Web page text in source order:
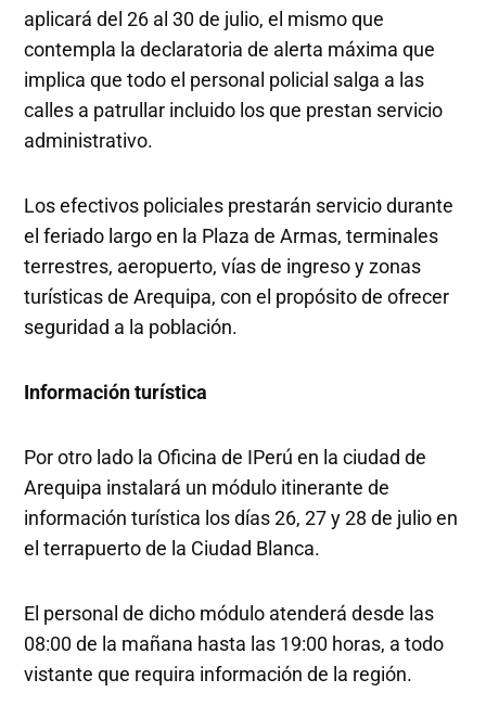
aplicará del 26 al 30 de julio, el mismo que
contempla la declaratoria de alerta máxima que
implica que todo el personal policial salga a las
calles a patrullar incluido los que prestan servicio
administrativo.
Los efectivos policiales prestarán servicio durante
el feriado largo en la Plaza de Armas, terminales
terrestres, aeropuerto, vías de ingreso y zonas
turísticas de Arequipa, con el propósito de ofrecer
seguridad a la población.
Información turística
Por otro lado la Oficina de IPerú en la ciudad de
Arequipa instalará un módulo itinerante de
información turística los días 26, 27 y 28 de julio en
el terrapuerto de la Ciudad Blanca.
El personal de dicho módulo atenderá desde las
08:00 de la mañana hasta las 19:00 horas, a todo
vistante que requira información de la región.